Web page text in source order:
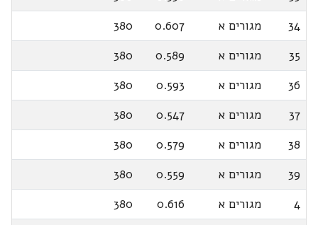
34
מגורים א 0.607
380
35
מגורים א 0.589
380
36
מגורים א 0.593
380
37
מגורים א 0.547
380
38
מגורים א 0.579
380
39
מגורים א 0.559
380
4
מגורים א 0.616
380